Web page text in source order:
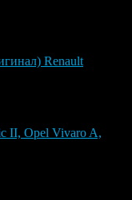
Renault
II, Opel Vivaro A,